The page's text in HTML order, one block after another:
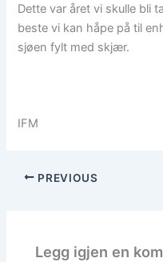
Dette var året vi skulle bli
beste vi kan håpe på til
sjøen fylt med skjær.
IFM
PREVIOUS
Legg igjen en